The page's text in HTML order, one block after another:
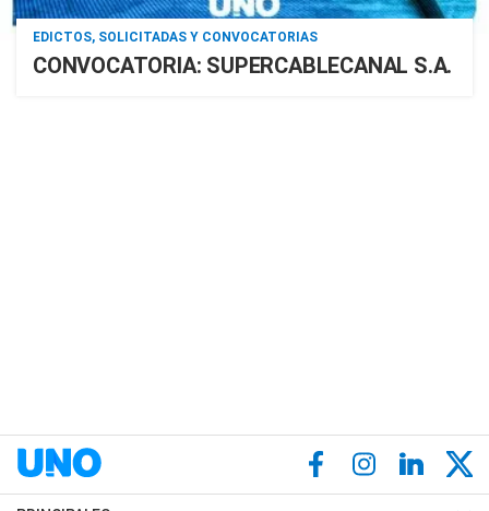
EDICTOS, SOLICITADAS Y CONVOCATORIAS
CONVOCATORIA: SUPERCABLECANAL S.A.